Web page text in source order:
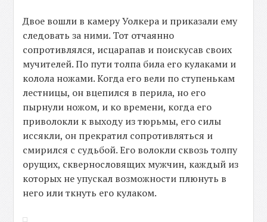
Двое вошли в камеру Уолкера и приказали ему
следовать за ними. Тот отчаянно
сопротивлялся, исцарапав и поискусав своих
мучителей. По пути толпа била его кулаками и
колола ножами. Когда его вели по ступенькам
лестницы, он вцепился в перила, но его
пырнули ножом, и ко времени, когда его
приволокли к выходу из тюрьмы, его силы
иссякли, он прекратил сопротивляться и
смирился с судьбой. Его волокли сквозь толпу
орущих, сквернословящих мужчин, каждый из
которых не упускал возможности плюнуть в
него или ткнуть его кулаком.